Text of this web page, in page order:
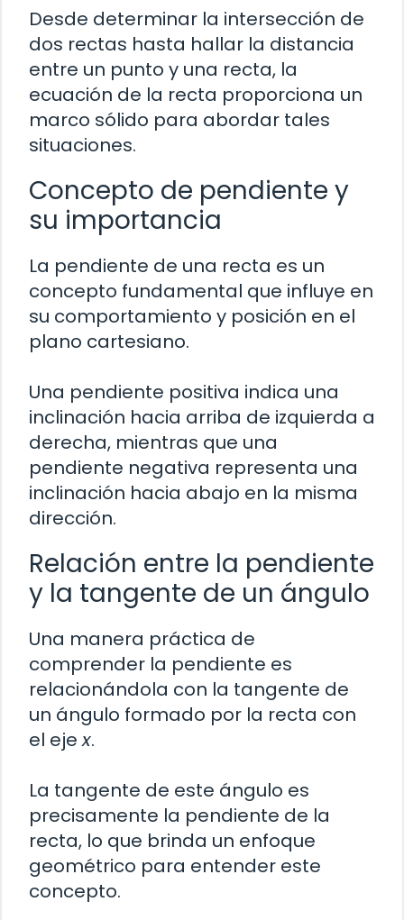
Desde determinar la intersección de
dos rectas hasta hallar la distancia
entre un punto y una recta, la
ecuación de la recta proporciona un
marco sólido para abordar tales
situaciones.
Concepto de pendiente y
su importancia
La pendiente de una recta es un
concepto fundamental que influye en
su comportamiento y posición en el
plano cartesiano.
Una pendiente positiva indica una
inclinación hacia arriba de izquierda a
derecha, mientras que una
pendiente negativa representa una
inclinación hacia abajo en la misma
dirección.
Relación entre la pendiente
y la tangente de un ángulo
Una manera práctica de
comprender la pendiente es
relacionándola con la tangente de
un ángulo formado por la recta con
el ejex.
La tangente de este ángulo es
precisamente la pendiente de la
recta, lo que brinda un enfoque
geométrico para entender este
concepto.